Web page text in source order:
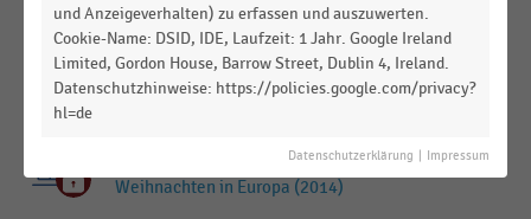
INTERNATIONALER HANDEL|STATISTIK
Nettoumsatz (in SEK) von Hennes & Mauritz (H&M)
nach Ländern (2013-2020)
Geplante Ausgaben für Geschenke zu
Weihnachten in Europa (2014)
und Anzeigeverhalten) zu erfassen und auszuwerten.
Cookie-Name: DSID, IDE, Laufzeit: 1 Jahr. Google Ireland
Limited, Gordon House, Barrow Street, Dublin 4, Ireland.
Datenschutzhinweise: https://policies.google.com/privacy?
hl=de
Datenschutzerklärung Impressum